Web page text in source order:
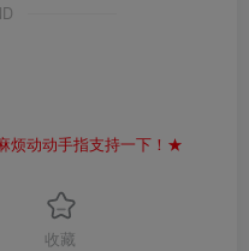
烦动动手指支持一下！★
收藏